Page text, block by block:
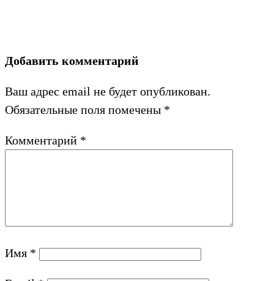
Добавить комментарий
Ваш адрес email не будет опубликован.
Обязательные поля помечены *
Комментарий *
Имя *